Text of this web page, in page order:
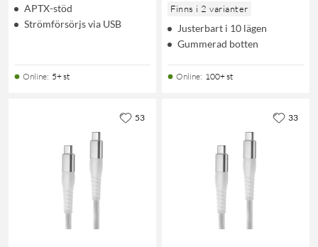
APTX-stöd
Strömförsörjs via USB
Online: 5+ st
Finns i 2 varianter
Justerbart i 10 lägen
Gummerad botten
Online: 100+ st
53 33